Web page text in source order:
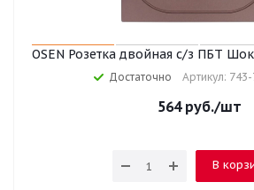
OSEN Розетка двойная с/з ПБТ
Достаточно Артикул:
564руб./шт
В